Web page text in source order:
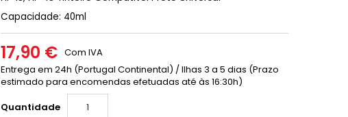
Capacidade: 40ml
17,90 € Com IVA
Entrega em 24h (Portugal Continental) / Ilhas 3 a 5 dias (Prazo
estimado para encomendas efetuadas até às 16:30h)
Quantidade